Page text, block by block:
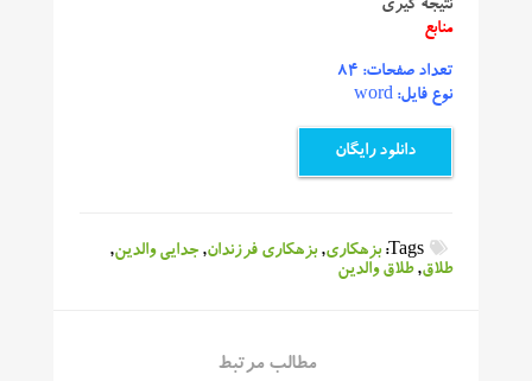
نتیجه گیری
منابع
تعداد صفحات: 84
نوع فایل: word
دانلود رایگان
Tags: بزهکاری,بزهکاری فرزندان,جدایی والدین,
طلاق,طلاق والدین
مطالب مرتبط